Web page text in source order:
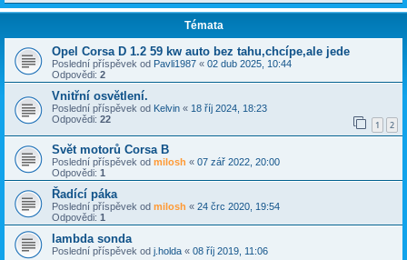
Témata
Opel Corsa D 1.2 59 kw auto bez tahu,chcípe,ale jede
Poslední příspěvek od Pavli1987 « 02 dub 2025, 10:44
Odpovědi: 2
Vnitřní osvětlení.
Poslední příspěvek od Kelvin « 18 říj 2024, 18:23
Odpovědi: 22 1 2
Svět motorů Corsa B
Poslední příspěvek od milosh « 07 zář 2022, 20:00
Odpovědi: 1
Řadící páka
Poslední příspěvek od milosh « 24 črc 2020, 19:54
Odpovědi: 1
lambda sonda
Poslední příspěvek od j.holda « 08 říj 2019, 11:06